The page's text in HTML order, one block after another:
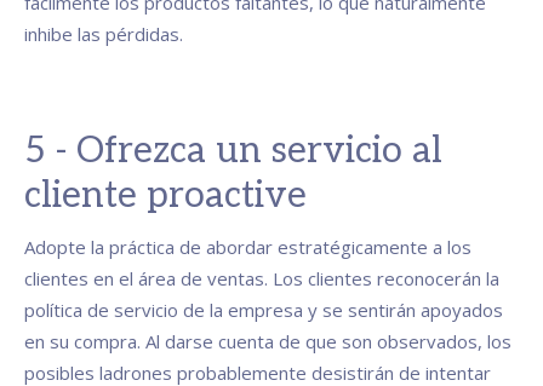
inhibe las pérdidas.
5 - Ofrezca un servicio al
cliente proactive
Adopte la práctica de abordar estratégicamente a los
clientes en el área de ventas. Los clientes reconocerán la
política de servicio de la empresa y se sentirán apoyados
en su compra. Al darse cuenta de que son observados, los
posibles ladrones probablemente desistirán de intentar